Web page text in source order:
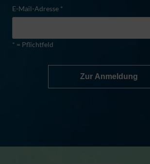
E-Mail-Adresse *
* = Pflichtfeld
Zur Anmeldung